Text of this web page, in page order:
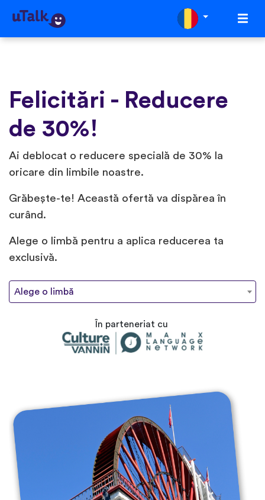
Felicitări - Reducere
de 30%!
Ai deblocat o reducere specială de 30% la
oricare din limbile noastre.
Grăbește-te! Această ofertă va dispărea în
curând.
Alege o limbă pentru a aplica reducerea ta
exclusivă.
Alege o limbă
În parteneriat cu